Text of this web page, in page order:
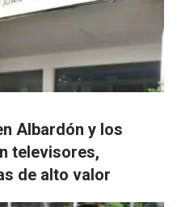
Albardón y los
televisores,
de alto valor